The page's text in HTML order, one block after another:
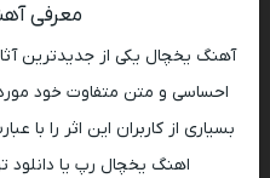
معرفی
آهنگ یخچال یکی از جدیدترین
احساسی و متن متفاوت خود
بسیاری از کاربران این اثر را با
اهنگ یخچال رپ یا